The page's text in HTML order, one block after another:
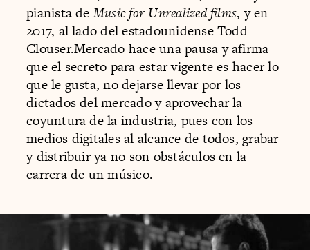
pianista deMusic for Unrealized films, y en
2017, al lado del estadounidense Todd
Clouser.Mercado hace una pausa y afirma
que el secreto para estar vigente es hacer lo
que le gusta, no dejarse llevar por los
dictados del mercado y aprovechar la
coyuntura de la industria, pues con los
medios digitales al alcance de todos, grabar
y distribuir ya no son obstáculos en la
carrera de un músico.